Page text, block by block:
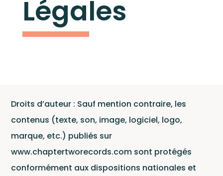
Légales
Droits d’auteur : Sauf mention contraire, les
contenus (texte, son, image, logiciel, logo,
marque, etc.) publiés sur
www.chaptertworecords.com sont protégés
conformément aux dispositions nationales et